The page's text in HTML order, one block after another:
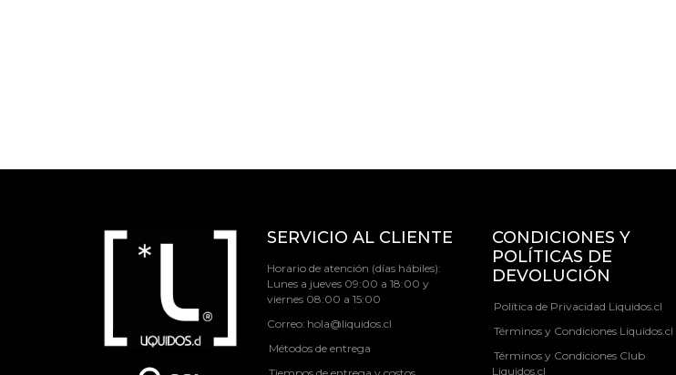
SERVICIO AL CLIENTE
Horario de atención (días hábiles):
Lunes a jueves 09:00 a 18:00 y
viernes 08:00 a 15:00
Correo: hola@liquidos.cl
Métodos de entrega
CONDICIONES Y
POLÍTICAS DE
DEVOLUCIÓN
Política de Privacidad Liquidos.cl
Términos y Condiciones Liquidos.cl
Términos y Condiciones Club
Liquidos.cl